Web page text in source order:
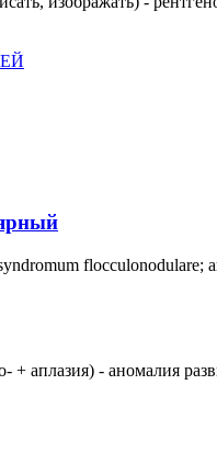
flocculonodulare;
+ аплазия) - аномалия